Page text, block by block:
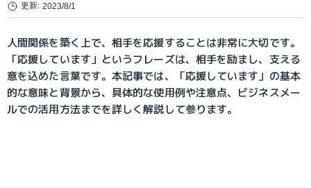
更新: 2023/8/1
人間関係を築く上で、相手を応援することは非常に大切です。
「応援しています」というフレーズは、相手を励まし、支える
意を込めた言葉です。本記事では、「応援しています」の基本
的な意味と背景から、具体的な使用例や注意点、ビジネスメー
ルでの活用方法までを詳しく解説して参ります。